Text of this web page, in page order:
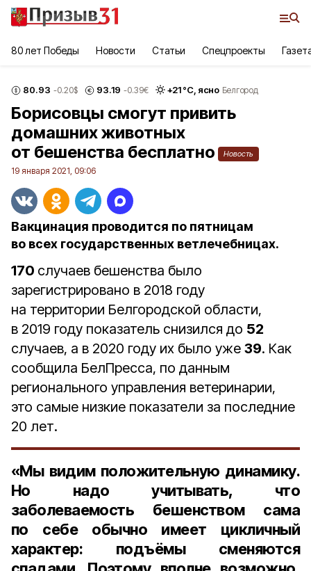
80 лет Победы Новости Статьи Спецпроекты
80.93 -0.20$ 93.19 -0.39€ +21°С, ясно Белгород
Борисовцы смогут привить
домашних животных
от бешенства бесплатно
Новость
19 января 2021, 09:06
Вакцинация проводится по пятницам
во всех государственных ветлечебницах.
170 случаев бешенства было
зарегистрировано в 2018 году
на территории Белгородской области,
в 2019 году показатель снизился до 52
случаев, а в 2020 году их было уже 39. Как
сообщила БелПресса, по данным
регионального управления ветеринарии,
это самые низкие показатели за последние
20 лет.
«Мы видим положительную динамику.
Но надо учитывать, что
заболеваемость бешенством сама
по себе обычно имеет цикличный
характер: подъёмы сменяются